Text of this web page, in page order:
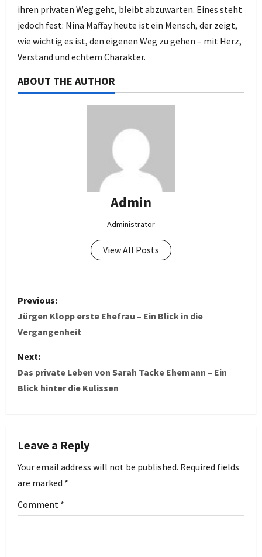
ihren privaten Weg geht, bleibt abzuwarten. Eines steht
jedoch fest: Nina Maffay heute ist ein Mensch, der zeigt,
wie wichtig es ist, den eigenen Weg zu gehen – mit Herz,
Verstand und echtem Charakter.
ABOUT THE AUTHOR
Admin
Administrator
View All Posts
P
o
t
n
v
i
g
a
Previous:
Jürgen Klopp erste Ehefrau – Ein Blick in die
Vergangenheit
Next:
Das private Leben von Sarah Tacke Ehemann – Ein
Blick hinter die Kulissen
Leave a Reply
Your email address will not be published. Required fields
are marked *
Comment *